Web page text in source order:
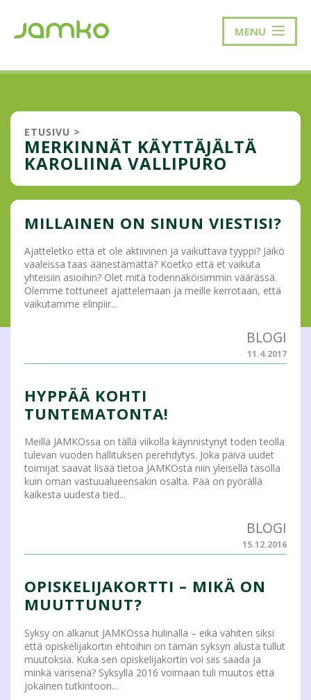
MENU
ETUSIVU >
MERKINNÄT KÄYTTÄJÄLTÄ
KAROLIINA VALLIPURO
MILLAINEN ON SINUN VIESTISI?
Ajatteletko että et ole aktiivinen ja vaikuttava tyyppi? Jäikö
vaaleissa taas äänestämättä? Koetko että et vaikuta
yhteisiin asioihin? Olet mitä todennäköisimmin väärässä.
Olemme tottuneet ajattelemaan ja meille kerrotaan, että
vaikutamme elinpiir...
BLOGI
11.4.2017
HYPPÄÄ KOHTI
TUNTEMATONTA!
Meillä JAMKOssa on tällä viikolla käynnistynyt toden teolla
tulevan vuoden hallituksen perehdytys. Joka päivä uudet
toimijat saavat lisää tietoa JAMKOsta niin yleisellä tasolla
kuin oman vastuualueensakin osalta. Pää on pyörällä
kaikesta uudesta tied...
BLOGI
15.12.2016
OPISKELIJAKORTTI – MIKÄ ON
MUUTTUNUT?
Syksy on alkanut JAMKOssa hulinalla – eikä vähiten siksi
että opiskelijakortin ehtoihin on tämän syksyn alusta tullut
muutoksia. Kuka sen opiskelijakortin voi siis saada ja
minkä värisenä? Syksyllä 2016 voimaan tuli muutos että
jokainen tutkintoon...